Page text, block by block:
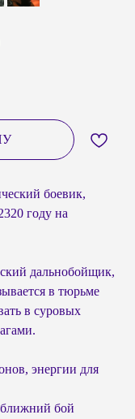
боевик,
году на
дальнобойщик,
в тюрьме
в суровых
энергии для
ближний бой